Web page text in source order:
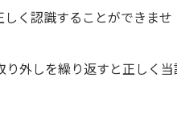
く認識することができませ
外しを繰り返すと正しく当